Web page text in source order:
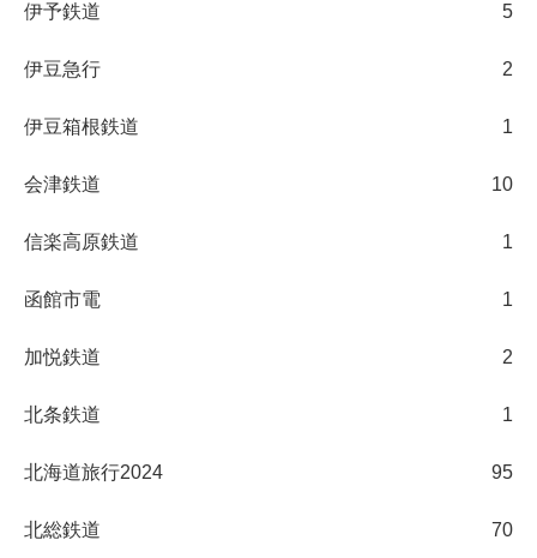
伊予鉄道 5
伊豆急行 2
伊豆箱根鉄道 1
会津鉄道 10
信楽高原鉄道 1
函館市電 1
加悦鉄道 2
北条鉄道 1
北海道旅行2024 95
北総鉄道 70